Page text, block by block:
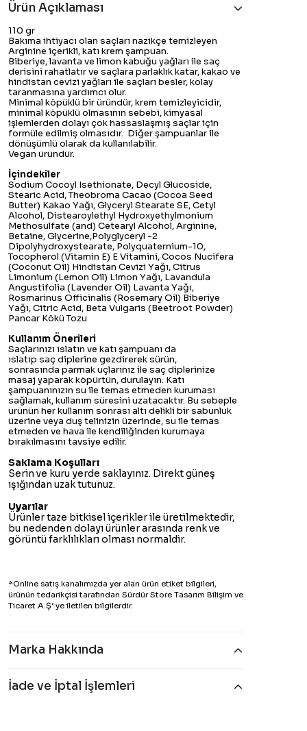
Ürün Açıklaması
110 gr
Bakıma ihtiyacı olan saçları nazikçe temizleyen
Arginine içerikli, katı krem şampuan.
Biberiye, lavanta ve limon kabuğu yağları ile saç
derisini rahatlatır ve saçlara parlaklık katar, kakao ve
hindistan cevizi yağları ile saçları besler, kolay
taranmasına yardımcı olur.
Minimal köpüklü bir üründür, krem temizleyicidir,
minimal köpüklü olmasının sebebi, kimyasal
işlemlerden dolayı çok hassaslaşmış saçlar için
formüle edilmiş olmasıdır. Diğer şampuanlar ile
dönüşümlü olarak da kullanılabilir.
Vegan üründür.
İçindekiler
Sodium Cocoyl Isethionate, Decyl Glucoside,
Stearic Acid, Theobroma Cacao (Cocoa Seed
Butter) Kakao Yağı, Glyceryl Stearate SE, Cetyl
Alcohol, Distearoylethyl Hydroxyethylmonium
Methosulfate (and) Cetearyl Alcohol, Arginine,
Betaine, Glycerine,Polyglyceryl -2
Dipolyhydroxystearate, Polyquaternium-10,
Tocopherol (Vitamin E) E Vitamini, Cocos Nucifera
(Coconut Oil) Hindistan Cevizi Yağı, Citrus
Limonium (Lemon Oil) Limon Yağı, Lavandula
Angustifolia (Lavender Oil) Lavanta Yağı,
Rosmarinus Officinalis (Rosemary Oil) Biberiye
Yağı, Citric Acid, Beta Vulgaris (Beetroot Powder)
Pancar Kökü Tozu
Kullanım Önerileri
Saçlarınızı ıslatın ve katı şampuanı da
ıslatıp saç diplerine gezdirerek sürün,
sonrasında parmak uçlarınız ile saç diplerinize
masaj yaparak köpürtün, durulayın. Katı
şampuanınızın su ile temas etmeden kuruması
sağlamak, kullanım süresini uzatacaktır. Bu sebeple
ürünün her kullanım sonrası altı delikli bir sabunluk
üzerine veya duş telinizin üzerinde, su ile temas
etmeden ve hava ile kendiliğinden kurumaya
bırakılmasını tavsiye edilir.
Saklama Koşulları
Serin ve kuru yerde saklayınız. Direkt güneş
ışığından uzak tutunuz.
Uyarılar
Ürünler taze bitkisel içerikler ile üretilmektedir,
bu nedenden dolayı ürünler arasında renk ve
görüntü farklılıkları olması normaldir.
*Online satış kanalımızda yer alan ürün etiket bilgileri,
ürünün tedarikçisi tarafından Sürdür Store Tasarım Bilişim ve
Ticaret A.Ş’ ye iletilen bilgilerdir.
Marka Hakkında
İade ve İptal İşlemleri